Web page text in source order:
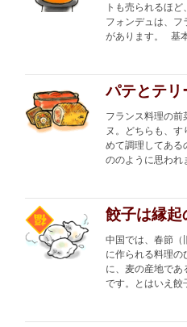
トも売られるほど
フォンデュは、フ
があります。 基
パテとテリ
フランス料理の前
ヌ。どちらも、
めて調理してある
ののように思われ
餃子は縁起
中国では、春節（
に作られる料理の
に、麦の産地であ
です。とはいえ餃